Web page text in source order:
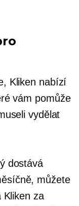
Kliken nabízí
vám pomůže
vydělat
dostává
můžete
Kliken za